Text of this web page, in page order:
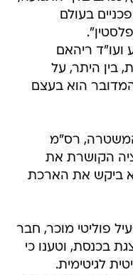
בעולם
ועו"ד ריהאם
בין היתר, על
הוא בעצם
המשטרה, רס"מ
הקושרת את
ביקש את הארכת
פוליטי מוכר, חבר
בכנסת, וטענו כי
לגיטימית.